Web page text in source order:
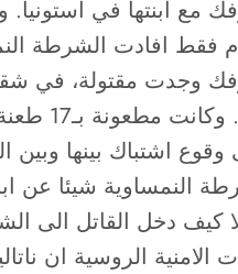
مع ابنتها في
فقط افادت الشرطة
فوفك وجدت مقتولة، في
في فيينا.
اشتباك بينها وبين
النمساوية شيئا عن
ولا كيف دخل القاتل الى
الامنية الروسية ان